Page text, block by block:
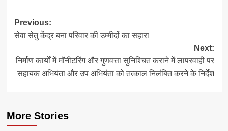
Post
navigation
Previous:
सेवा सेतु केंद्र बना परिवार की उम्मीदों का सहारा
Next:
निर्माण कार्यों में मॉनीटरिंग और गुणवत्ता सुनिश्चित कराने में लापरवाही पर
सहायक अभियंता और उप अभियंता को तत्काल निलंबित करने के निर्देश
More Stories